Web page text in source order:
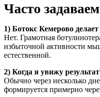
Часто
1) Ботокс Кемерово
Нет. Грамотная
избыточной активности
естественной.
2) Когда я увижу
Обычно через несколько
формируется примерно